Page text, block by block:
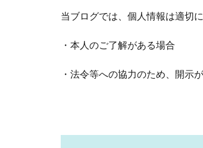
当ブログでは、個人情報は適切
・本人のご了解がある場合
・法令等への協力のため、開示